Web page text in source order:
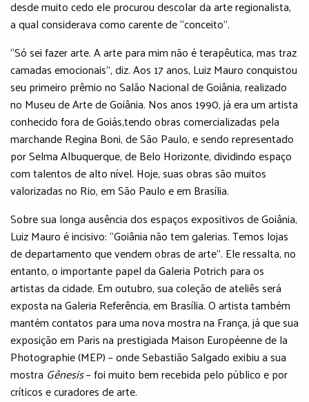
desde muito cedo ele procurou descolar da arte regionalista,
a qual considerava como carente de “conceito”.
“Só sei fazer arte. A arte para mim não é terapêutica, mas traz
camadas emocionais”, diz. Aos 17 anos, Luiz Mauro conquistou
seu primeiro prêmio no Salão Nacional de Goiânia, realizado
no Museu de Arte de Goiânia. Nos anos 1990, já era um artista
conhecido fora de Goiás,tendo obras comercializadas pela
marchande Regina Boni, de São Paulo, e sendo representado
por Selma Albuquerque, de Belo Horizonte, dividindo espaço
com talentos de alto nível. Hoje, suas obras são muitos
valorizadas no Rio, em São Paulo e em Brasília.
Sobre sua longa ausência dos espaços expositivos de Goiânia,
Luiz Mauro é incisivo: “Goiânia não tem galerias. Temos lojas
de departamento que vendem obras de arte”. Ele ressalta, no
entanto, o importante papel da Galeria Potrich para os
artistas da cidade. Em outubro, sua coleção de ateliês será
exposta na Galeria Referência, em Brasília. O artista também
mantém contatos para uma nova mostra na França, já que sua
exposição em Paris na prestigiada Maison Européenne de la
Photographie (MEP) – onde Sebastião Salgado exibiu a sua
mostra Gênesis– foi muito bem recebida pelo público e por
críticos e curadores de arte.